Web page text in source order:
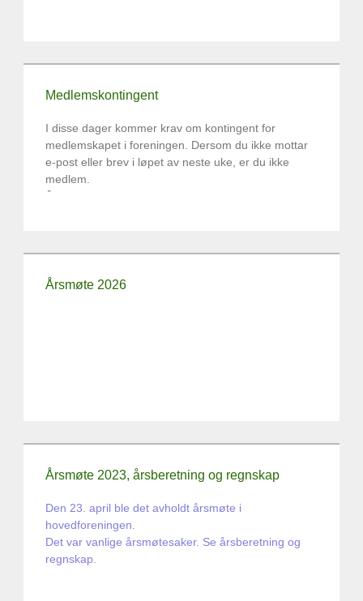
valgbare. Dvs. fjerme setningen:
noen forskjeller i goder mellom medlemmer og
støttemedlemmer.
29.08.2025
Geir Viksund, leder i hovedstyret
Medlemskontingent
I disse dager kommer krav om kontingent for
medlemskapet i foreningen. Dersom du ikke mottar
e-post eller brev i løpet av neste uke, er du ikke
medlem.
Årsmøte 2026
Årsmøte 2023, årsberetning og regnskap
Den 23. april ble det avholdt årsmøte i
hovedforeningen.
Det var vanlige årsmøtesaker. Se årsberetning og
regnskap.